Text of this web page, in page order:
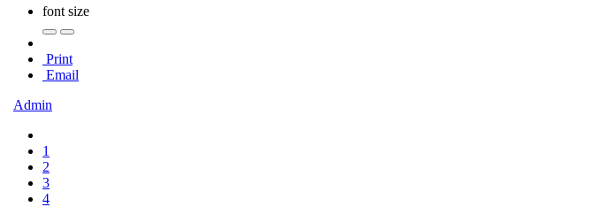
font size
Print
Email
Admin
1
2
3
4